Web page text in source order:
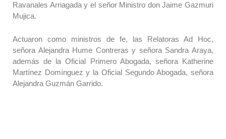
Ravanales Arriagada y el señor Ministro don Jaime Gazmuri
Mujica.
Actuaron como ministros de fe, las Relatoras Ad Hoc,
señora Alejandra Hume Contreras y señora Sandra Araya,
además de la Oficial Primero Abogada, señora Katherine
Martínez Domínguez y la Oficial Segundo Abogada, señora
Alejandra Guzmán Garrido.